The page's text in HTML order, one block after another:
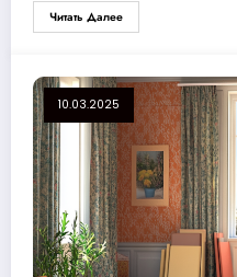
Читать Далее
10.03.2025